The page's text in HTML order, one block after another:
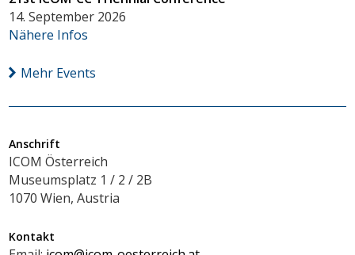
14. September 2026
Nähere Infos
Mehr Events
Anschrift
ICOM Österreich
Museumsplatz 1 / 2 / 2B
1070 Wien, Austria
Kontakt